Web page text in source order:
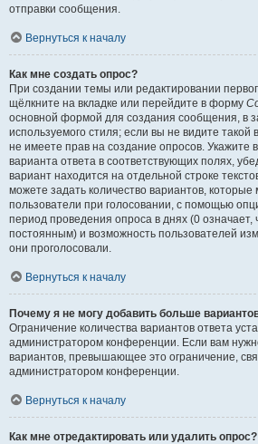
отправки сообщения.
Вернуться к началу
Как мне создать опрос?
При создании темы или редактировании
щёлкните на вкладке или перейдите в форму
основной формой для создания сообщения, в
используемого стиля; если вы не видите
не имеете прав на создание опросов. Укажите
варианта ответа в соответствующих полях,
вариант находится на отдельной строке
можете задать количество вариантов, которые
пользователи при голосовании, с помощью
период проведения опроса в днях (0 означает,
постоянным) и возможность пользователей
они проголосовали.
Вернуться к началу
Почему я не могу добавить больше
Ограничение количества вариантов ответа
администратором конференции. Если вам
вариантов, превышающее это ограничение,
администратором конференции.
Вернуться к началу
Как мне отредактировать или удалить опрос?